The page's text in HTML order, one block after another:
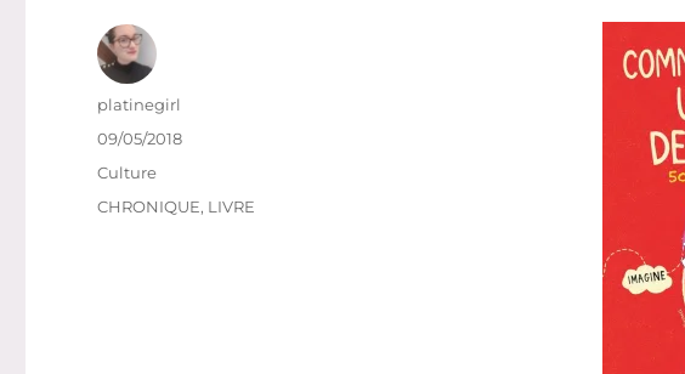
Auteur
platinegirl
Publié
09/05/2018
Catégories
Culture
Étiquettes
CHRONIQUE, LIVRE